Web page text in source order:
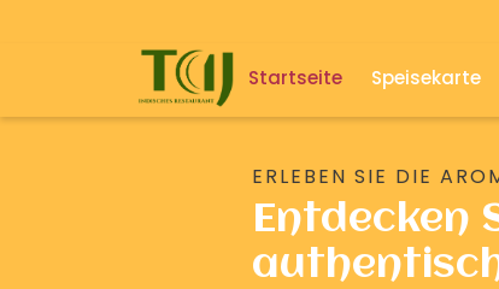
Startseite Speisekarte
ERLEBEN SIE DIE
Entdecken